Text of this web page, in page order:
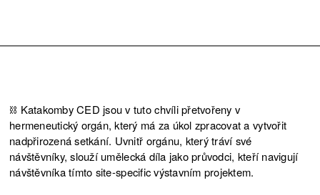
⛓️ Katakomby CED jsou v tuto chvíli přetvořeny v
hermeneutický orgán, který má za úkol zpracovat a vytvořit
nadpřirozená setkání. Uvnitř orgánu, který tráví své
návštěvníky, slouží umělecká díla jako průvodci, kteří navigují
návštěvníka tímto site-specific výstavním projektem.